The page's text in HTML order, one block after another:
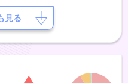
皮切りに、ピアノのみならずギ
ど様々な楽器や踊りとの共演を
けている。また関西圏のオーケ
ラ会のメンバーとして活躍しな
見る